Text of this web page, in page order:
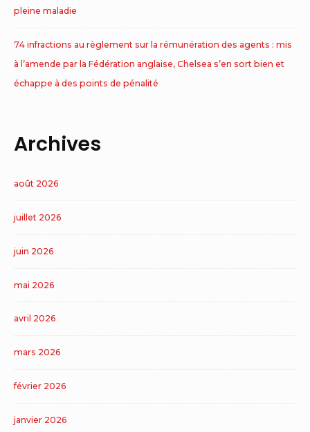
pleine maladie
74 infractions au règlement sur la rémunération des agents : mis
à l’amende par la Fédération anglaise, Chelsea s’en sort bien et
échappe à des points de pénalité
Archives
août 2026
juillet 2026
juin 2026
mai 2026
avril 2026
mars 2026
février 2026
janvier 2026